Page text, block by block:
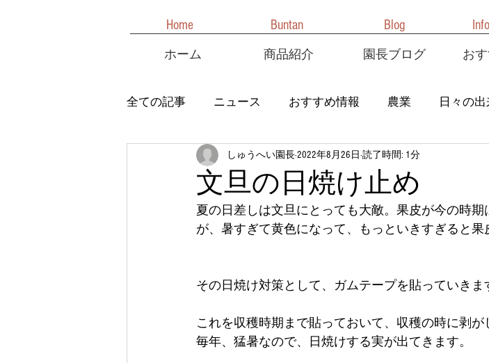
ホーム 商品紹介 園長ブログ お
Home Blog
Buntan
全ての記事 ニュース おすすめ情報 農業 日々の
文旦の日焼け止め
しゅうへい園長2022年8月26日 読了時間: 1分
夏の日差しは文旦にとっても大敵。果皮が今の時
が、暑すぎて黄色になって、もっといきすぎると果
その日焼け対策として、ガムテープを貼っていきま
これを収穫時期まで貼っておいて、収穫の時に剥が
毎年、猛暑なので、日焼けする実が出てきます。